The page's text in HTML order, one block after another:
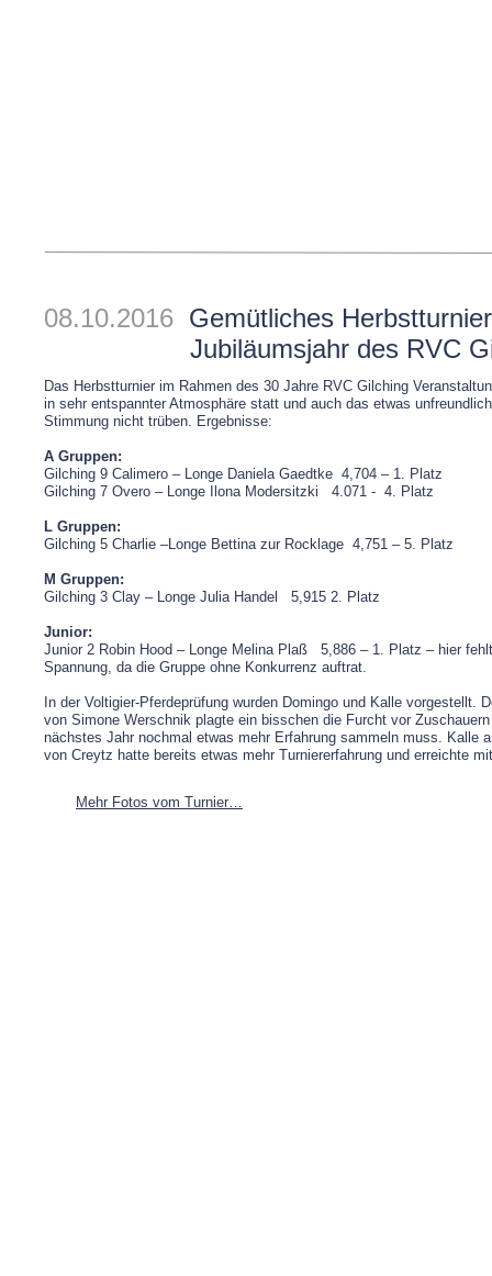
08.10.2016 Gemütliches
Jubiläumsjahr des RVC
Das Herbstturnier im Rahmen des 30 Jahre RVC Gilching
in sehr entspannter Atmosphäre statt und auch das etwas
Stimmung nicht trüben. Ergebnisse:
A Gruppen:
Gilching 9 Calimero – Longe Daniela Gaedtke 4,704 – 1. Platz
Gilching 7 Overo – Longe Ilona Modersitzki 4.071 - 4. Platz
L Gruppen:
Gilching 5 Charlie –Longe Bettina zur Rocklage 4,751 – 5. Platz
M Gruppen:
Gilching 3 Clay – Longe Julia Handel 5,915 2. Platz
Junior:
Junior 2 Robin Hood – Longe Melina Plaß 5,886 – 1. Platz – hier
Spannung, da die Gruppe ohne Konkurrenz auftrat.
In der Voltigier-Pferdeprüfung wurden Domingo und Kalle vorgestellt.
von Simone Werschnik plagte ein bisschen die Furcht vor
nächstes Jahr nochmal etwas mehr Erfahrung sammeln muss. Kalle
von Creytz hatte bereits etwas mehr Turniererfahrung und erreichte
Mehr Fotos vom Turnier…